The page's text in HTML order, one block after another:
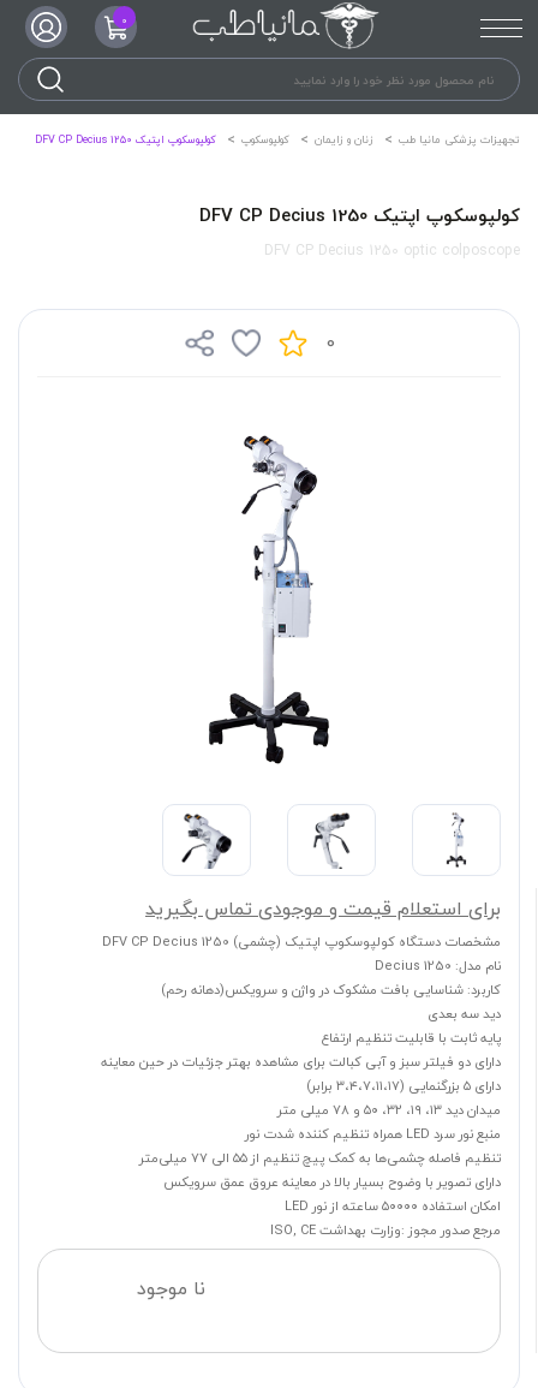
0
تجهیزات پزشکی مانیا طب زنان و زایمان کولپوسکوپ کولپوسکوپ اپتیک DFV CP Decius 1250
کولپوسکوپ اپتیک DFV CP Decius 1250
DFV CP Decius 1250 optic colposcope
0
برای استعلام قیمت و موجودی تماس بگیرید
مشخصات دستگاه کولپوسکوپ اپتیک (چشمی) DFV CP Decius 1250
نام مدل: Decius 1250
کاربرد: شناسایی بافت مشکوک در واژن و سرویکس‌(دهانه رحم)
دید سه بعدی
پایه ثابت با قابلیت تنظیم ارتفاع
دارای دو فیلتر سبز و آبی کبالت برای مشاهده بهتر جزئیات در حین معاینه
دارای ۵ بزرگنمایی (۳،۴،۷،۱۱،۱۷ برابر)
میدان دید ۱۳، ۱۹، ۳۲، ۵۰ و ۷۸ میلی متر
منبع نور سرد LED همراه تنظیم کننده شدت نور
تنظیم فاصله چشمی‌ها به کمک پیچ تنظیم از ۵۵ الی ۷۷ میلی‌متر
دارای تصویر با وضوح بسیار بالا در معاینه عروق عمق سرویکس
امکان استفاده ۵۰۰۰۰ ساعته از نور LED
مرجع صدور مجوز :وزارت بهداشت ISO, CE
نا موجود